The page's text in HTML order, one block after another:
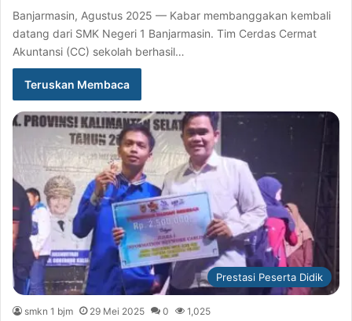
Banjarmasin, Agustus 2025 — Kabar membanggakan kembali
datang dari SMK Negeri 1 Banjarmasin. Tim Cerdas Cermat
Akuntansi (CC) sekolah berhasil…
Teruskan Membaca
Prestasi Peserta Didik
smkn 1 bjm 29 Mei 2025 0 1,025